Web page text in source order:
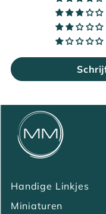
Handige Linkjes
Miniaturen